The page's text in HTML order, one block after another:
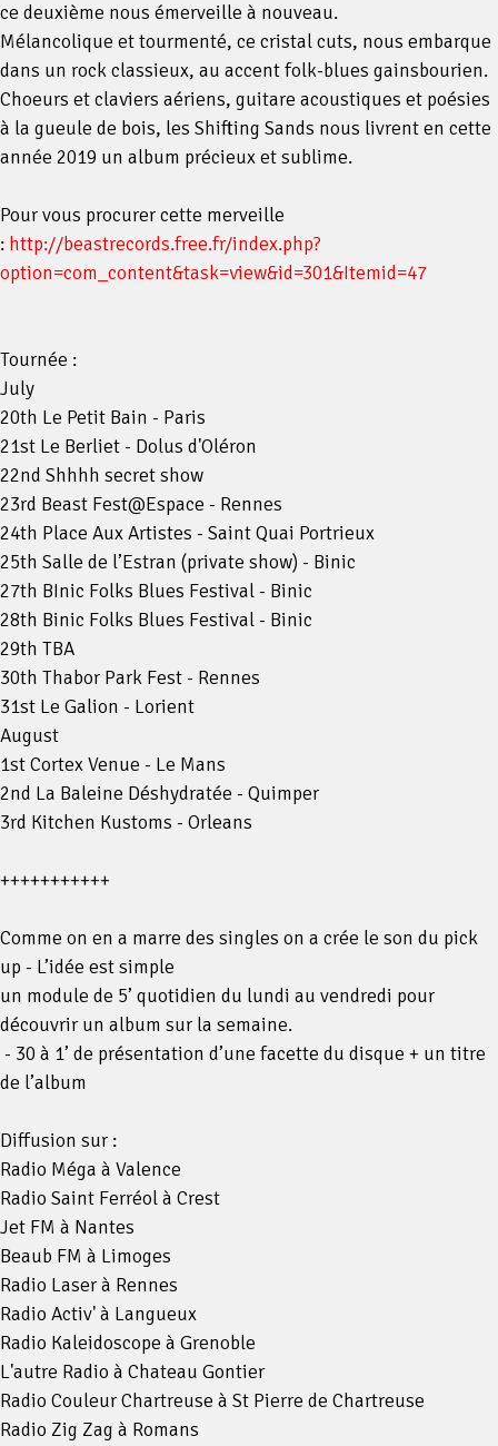
ce deuxième nous émerveille à nouveau.
Mélancolique et tourmenté, ce cristal cuts, nous embarque
dans un rock classieux, au accent folk-blues gainsbourien.
Choeurs et claviers aériens, guitare acoustiques et poésies
à la gueule de bois, les Shifting Sands nous livrent en cette
année 2019 un album précieux et sublime.
Pour vous procurer cette merveille
: http://beastrecords.free.fr/index.php?
option=com_content&task=view&id=301&Itemid=47
Tournée :
July
20th Le Petit Bain - Paris
21st Le Berliet - Dolus d'Oléron
22nd Shhhh secret show
23rd Beast Fest@Espace - Rennes
24th Place Aux Artistes - Saint Quai Portrieux
25th Salle de l’Estran (private show) - Binic
27th BInic Folks Blues Festival - Binic
28th Binic Folks Blues Festival - Binic
29th TBA
30th Thabor Park Fest - Rennes
31st Le Galion - Lorient
August
1st Cortex Venue - Le Mans
2nd La Baleine Déshydratée - Quimper
3rd Kitchen Kustoms - Orleans
+++++++++++
Comme on en a marre des singles on a crée le son du pick
up - L’idée est simple
un module de 5’ quotidien du lundi au vendredi pour
découvrir un album sur la semaine.
- 30 à 1’ de présentation d’une facette du disque + un titre
de l’album
Diffusion sur :
Radio Méga à Valence
Radio Saint Ferréol à Crest
Jet FM à Nantes
Beaub FM à Limoges
Radio Laser à Rennes
Radio Activ' à Langueux
Radio Kaleidoscope à Grenoble
L'autre Radio à Chateau Gontier
Radio Couleur Chartreuse à St Pierre de Chartreuse
Radio Zig Zag à Romans